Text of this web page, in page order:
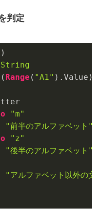
判定
String
Range ( "A1" ).Value)
"m"
"前半のアルファベット"
"z"
"後半のアルファベット"
"アルファベット以外の文